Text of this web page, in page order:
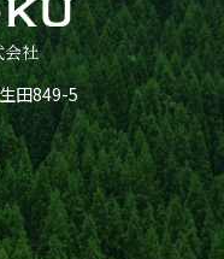
会社
田849-5